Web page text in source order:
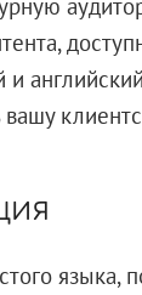
и
языка,